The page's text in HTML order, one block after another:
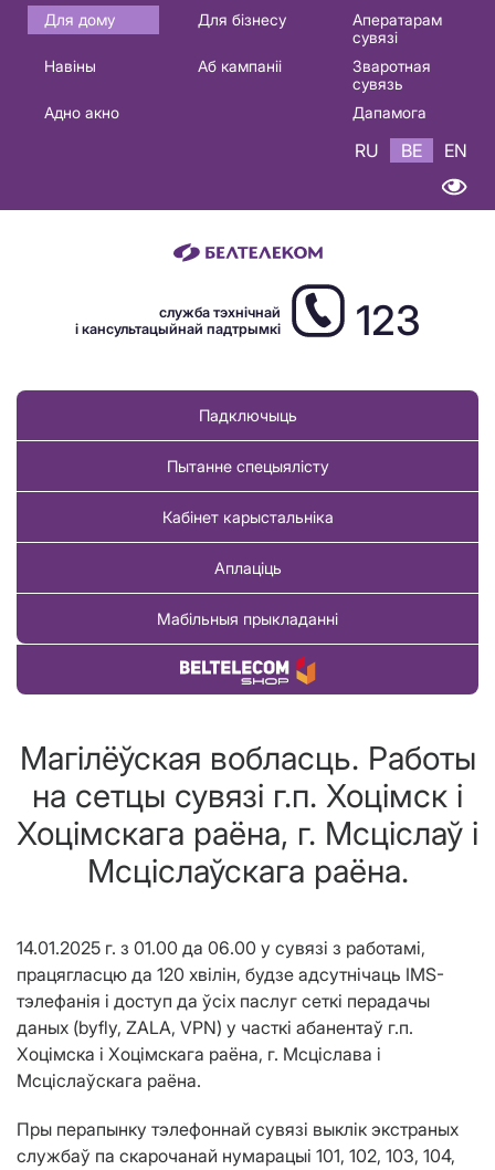
Основная
навигация
Для дому Для бізнесу
Аператарам
сувязі
Навіны
Аб кампаніі
Зваротная
сувязь
Адно акно
Дапамога
RU BE EN
служба тэхнічнай
і кансультацыйнай падтрымкі
123
Падключыць
Пытанне спецыялісту
Кабінет карыстальніка
Аплаціць
Мабільныя прыкладанні
Купіць тавар
Магілёўская вобласць. Работы
на сетцы сувязі г.п. Хоцімск i
Хоцімскага раёна, г. Мсціслаў і
Мсціслаўскага раёна.
14.01.2025 г. з 01.00 да 06.00 у сувязі з работамі,
працягласцю да 120 хвілін, будзе адсутнічаць IMS-
тэлефанія і доступ да ўсіх паслуг сеткі перадачы
даных (byfly, ZALA, VPN) у часткі абанентаў г.п.
Хоцімска i Хоцімскага раёна, г. Мсціслава і
Мсціслаўскага раёна.
Пры перапынку тэлефоннай сувязі выклік экстраных
службаў па скарочанай нумарацыі 101, 102, 103, 104,